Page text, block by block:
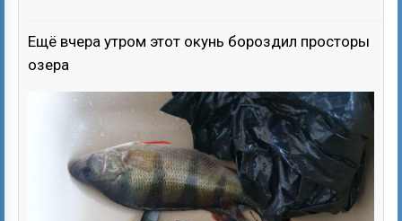
Ещё вчера утром этот окунь бороздил просторы
озера